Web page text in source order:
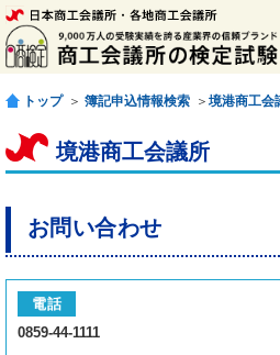
トップ ＞ 簿記申込情報検索 ＞ 境港商工会
境港商工会議所
お問い合わせ
電話
0859-44-1111